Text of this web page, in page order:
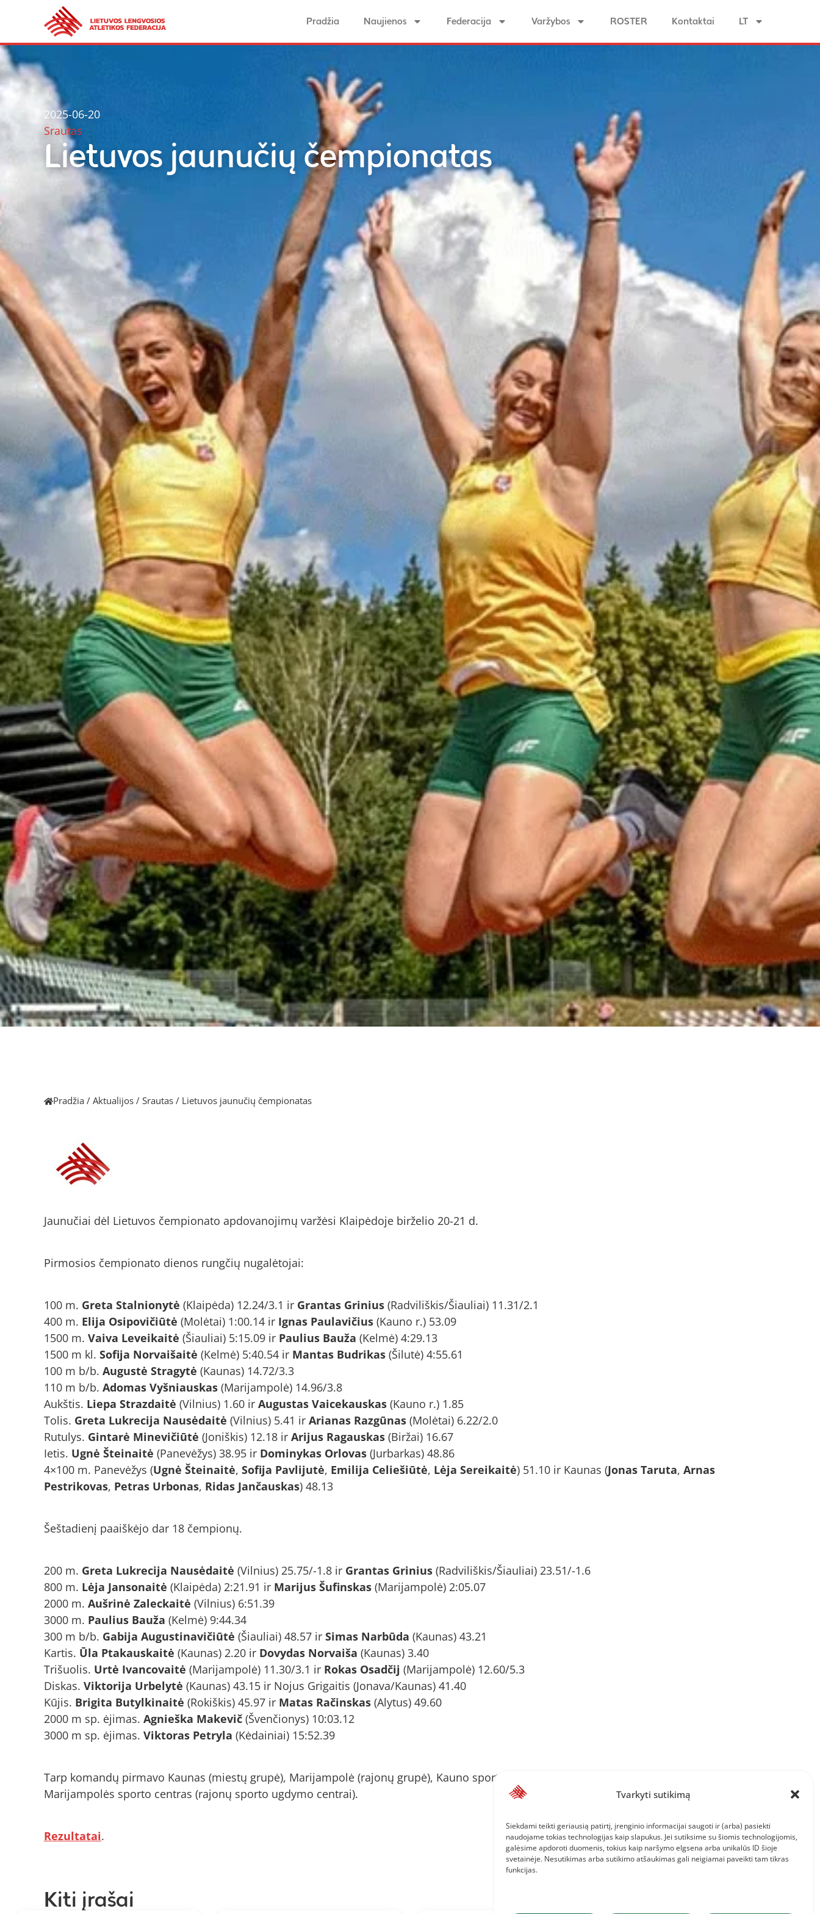
Tvarkyti sutikimą
Siekdami teikti geriausią patirtį, įrenginio informacijai saugoti ir (arba) pasiekti
naudojame tokias technologijas kaip slapukus. Jei sutiksime su šiomis technologijomis,
galėsime apdoroti duomenis, tokius kaip naršymo elgsena arba unikalūs ID šioje
svetainėje. Nesutikimas arba sutikimo atšaukimas gali neigiamai paveikti tam tikras
funkcijas.
Pradžia Naujienos Federacija Varžybos ROSTER Kontaktai LT
2025-06-20
Srautas
Lietuvos jaunučių čempionatas
Pradžia / Aktualijos / Srautas / Lietuvos jaunučių čempionatas
Jaunučiai dėl Lietuvos čempionato apdovanojimų varžėsi Klaipėdoje birželio 20-21 d.
Pirmosios čempionato dienos rungčių nugalėtojai:
100 m. Greta Stalnionytė (Klaipėda) 12.24/3.1 ir Grantas Grinius (Radviliškis/Šiauliai) 11.31/2.1
400 m. Elija Osipovičiūtė (Molėtai) 1:00.14 ir Ignas Paulavičius (Kauno r.) 53.09
1500 m. Vaiva Leveikaitė (Šiauliai) 5:15.09 ir Paulius Bauža (Kelmė) 4:29.13
1500 m kl. Sofija Norvaišaitė (Kelmė) 5:40.54 ir Mantas Budrikas (Šilutė) 4:55.61
100 m b/b. Augustė Stragytė (Kaunas) 14.72/3.3
110 m b/b. Adomas Vyšniauskas (Marijampolė) 14.96/3.8
Aukštis. Liepa Strazdaitė (Vilnius) 1.60 ir Augustas Vaicekauskas (Kauno r.) 1.85
Tolis. Greta Lukrecija Nausėdaitė (Vilnius) 5.41 ir Arianas Razgūnas (Molėtai) 6.22/2.0
Rutulys. Gintarė Minevičiūtė (Joniškis) 12.18 ir Arijus Ragauskas (Biržai) 16.67
Ietis. Ugnė Šteinaitė (Panevėžys) 38.95 ir Dominykas Orlovas (Jurbarkas) 48.86
4×100 m. Panevėžys (Ugnė Šteinaitė, Sofija Pavlijutė, Emilija Celiešiūtė, Lėja Sereikaitė) 51.10 ir Kaunas (Jonas Taruta, Arnas
Pestrikovas, Petras Urbonas, Ridas Jančauskas) 48.13
Šeštadienį paaiškėjo dar 18 čempionų.
200 m. Greta Lukrecija Nausėdaitė (Vilnius) 25.75/-1.8 ir Grantas Grinius (Radviliškis/Šiauliai) 23.51/-1.6
800 m. Lėja Jansonaitė (Klaipėda) 2:21.91 ir Marijus Šufinskas (Marijampolė) 2:05.07
2000 m. Aušrinė Zaleckaitė (Vilnius) 6:51.39
3000 m. Paulius Bauža (Kelmė) 9:44.34
300 m b/b. Gabija Augustinavičiūtė (Šiauliai) 48.57 ir Simas Narbūda (Kaunas) 43.21
Kartis. Ūla Ptakauskaitė (Kaunas) 2.20 ir Dovydas Norvaiša (Kaunas) 3.40
Trišuolis. Urtė Ivancovaitė (Marijampolė) 11.30/3.1 ir Rokas Osadčij (Marijampolė) 12.60/5.3
Diskas. Viktorija Urbelytė (Kaunas) 43.15 ir Nojus Grigaitis (Jonava/Kaunas) 41.40
Kūjis. Brigita Butylkinaitė (Rokiškis) 45.97 ir Matas Račinskas (Alytus) 49.60
2000 m sp. ėjimas. Agnieška Makevič (Švenčionys) 10:03.12
3000 m sp. ėjimas. Viktoras Petryla (Kėdainiai) 15:52.39
Tarp komandų pirmavo Kaunas (miestų grupė), Marijampolė (rajonų grupė), Kauno sporto mokykla „Startas” (miestų sporto ugdymo centrai) ir
Marijampolės sporto centras (rajonų sporto ugdymo centrai).
Rezultatai.
Kiti įrašai